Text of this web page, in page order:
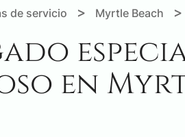
de servicio > Myrtle Beach >
en